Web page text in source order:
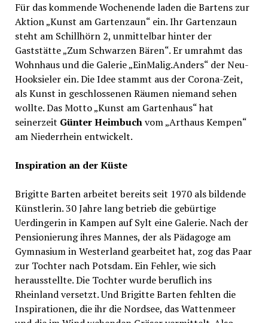
Für das kommende Wochenende laden die Bartens zur
Aktion „Kunst am Gartenzaun“ ein. Ihr Gartenzaun
steht am Schillhörn 2, unmittelbar hinter der
Gaststätte „Zum Schwarzen Bären“. Er umrahmt das
Wohnhaus und die Galerie „EinMalig.Anders“ der Neu-
Hooksieler ein. Die Idee stammt aus der Corona-Zeit,
als Kunst in geschlossenen Räumen niemand sehen
wollte. Das Motto „Kunst am Gartenhaus“ hat
seinerzeit Günter Heimbuchvom „Arthaus Kempen“
am Niederrhein entwickelt.
Inspiration an der Küste
Brigitte Barten arbeitet bereits seit 1970 als bildende
Künstlerin. 30 Jahre lang betrieb die gebürtige
Uerdingerin in Kampen auf Sylt eine Galerie. Nach der
Pensionierung ihres Mannes, der als Pädagoge am
Gymnasium in Westerland gearbeitet hat, zog das Paar
zur Tochter nach Potsdam. Ein Fehler, wie sich
herausstellte. Die Tochter wurde beruflich ins
Rheinland versetzt. Und Brigitte Barten fehlten die
Inspirationen, die ihr die Nordsee, das Wattenmeer